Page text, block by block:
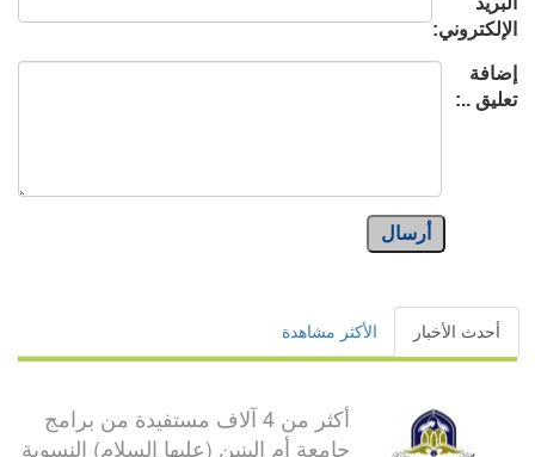
الإلكتروني:
إضافة
تعليق ..:
أرسال
أحدث الأخبار الأكثر مشاهدة
أكثر من 4 آلاف مستفيدة من برامج
جامعة أم البنين (عليها السلام) النسوية